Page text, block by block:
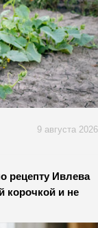
9 августа 2026
рецепту Ивлева
корочкой и не